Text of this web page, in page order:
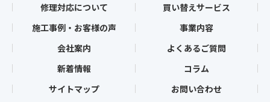
修理対応について
買い替えサービス
施工事例・お客様の声
事業内容
会社案内
よくあるご質問
新着情報
コラム
サイトマップ
お問い合わせ